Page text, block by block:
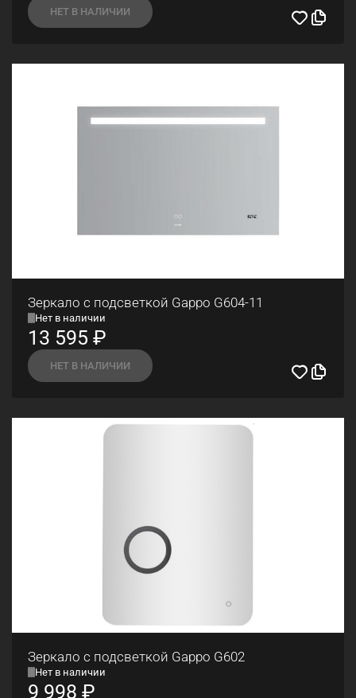
НЕТ В НАЛИЧИИ
Зеркало с подсветкой Gappo G604-11
Нет в наличии
13 595 ₽
НЕТ В НАЛИЧИИ
Зеркало с подсветкой Gappo G602
Нет в наличии
9 998 ₽